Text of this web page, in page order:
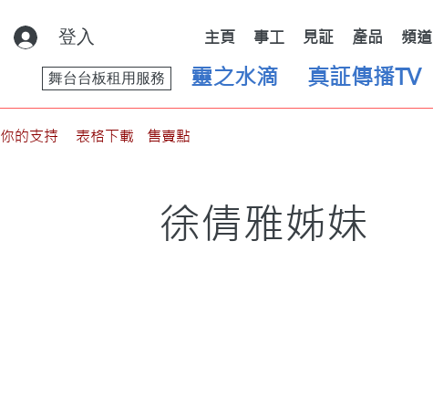
登入 主頁 事工 見証 產品 頻道
靈之水滴
舞台台板租用服務 真証傳播TV
你的支持 表格下載 售賣點
徐倩雅姊妹